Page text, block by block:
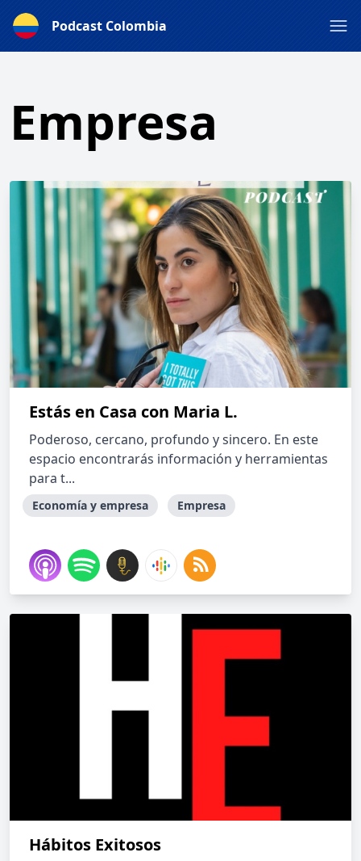
Podcast Colombia
Empresa
Estás en Casa con Maria L.
Poderoso, cercano, profundo y sincero. En este
espacio encontrarás información y herramientas
para t...
Economía y empresa Empresa
Hábitos Exitosos